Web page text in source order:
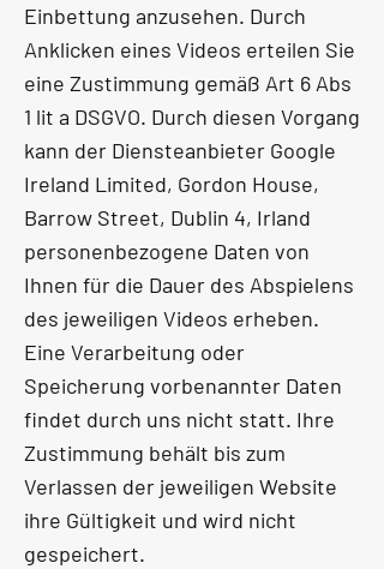
Einbettung anzusehen. Durch
Anklicken eines Videos erteilen Sie
eine Zustimmung gemäß Art 6 Abs
1 lit a DSGVO. Durch diesen Vorgang
kann der Diensteanbieter Google
Ireland Limited, Gordon House,
Barrow Street, Dublin 4, Irland
personenbezogene Daten von
Ihnen für die Dauer des Abspielens
des jeweiligen Videos erheben.
Eine Verarbeitung oder
Speicherung vorbenannter Daten
findet durch uns nicht statt. Ihre
Zustimmung behält bis zum
Verlassen der jeweiligen Website
ihre Gültigkeit und wird nicht
gespeichert.